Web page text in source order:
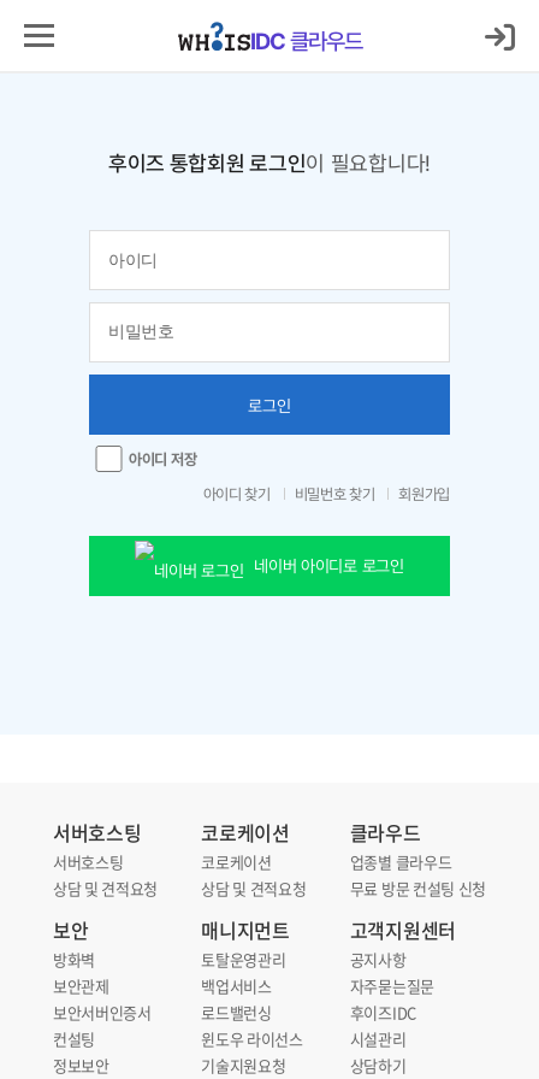
IDC클라우드
후이즈 통합회원 로그인이 필요합니다!
로그인
아이디 저장
아이디 찾기
비밀번호 찾기 회원가입
네이버 아이디로 로그인
서버호스팅
서버호스팅
상담 및 견적요청
코로케이션
코로케이션
상담 및 견적요청
클라우드
업종별 클라우드
무료 방문 컨설팅 신청
보안
방화벽
보안관제
보안서버인증서
컨설팅
정보보안
매니지먼트
토탈운영관리
백업서비스
로드밸런싱
윈도우 라이선스
기술지원요청
고객지원센터
공지사항
자주묻는질문
후이즈IDC
시설관리
상담하기